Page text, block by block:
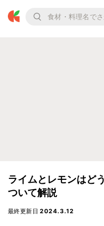
ライムとレモンはど
ついて解説
最終更新日2024.3.12